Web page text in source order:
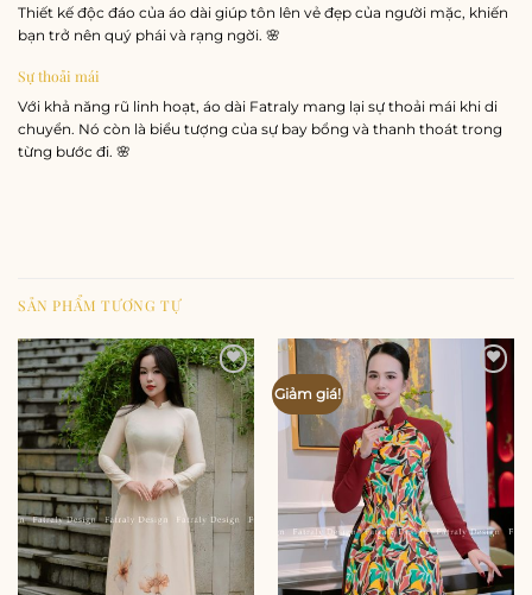
Thiết kế độc đáo của áo dài giúp tôn lên vẻ đẹp của người mặc, khiến
bạn trở nên quý phái và rạng ngời. 🌸
Sự thoải mái
Với khả năng rũ linh hoạt, áo dài Fatraly mang lại sự thoải mái khi di
chuyển. Nó còn là biểu tượng của sự bay bổng và thanh thoát trong
từng bước đi. 🌸
SẢN PHẨM TƯƠNG TỰ
Add to
wishlist
Giảm giá!
wishlist